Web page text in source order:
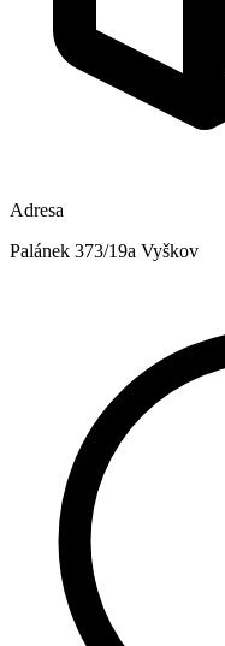
Adresa
Palánek 373/19a Vyškov